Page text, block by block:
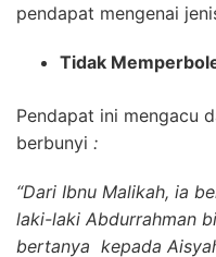
pendapat mengenai
Tidak
Pendapat ini mengacu
berbunyi :
“Dari Ibnu Malikah, ia
laki-laki Abdurrahman
bertanya kepada